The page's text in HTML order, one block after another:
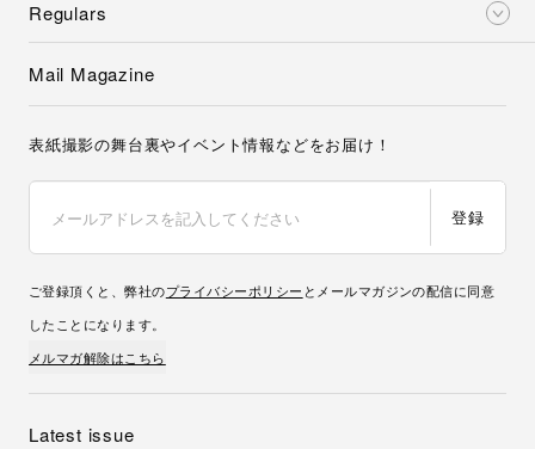
Regulars
Mail Magazine
表紙撮影の舞台裏やイベント情報などをお届け！
登録
ご登録頂くと、弊社のプライバシーポリシー とメールマガジンの配信に同意
したことになります。
メルマガ解除はこちら
Latest issue